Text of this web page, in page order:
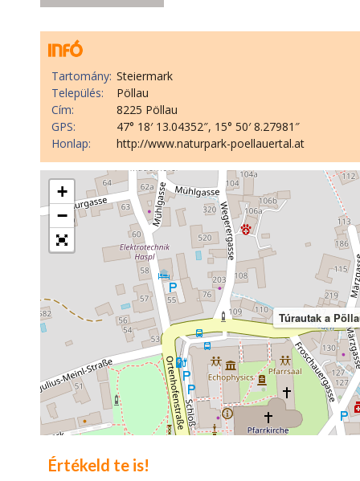
Tartomány: Steiermark
Település:
Pöllau
Cím:
8225 Pöllau
GPS:
47° 18′ 13.04352″, 15° 50′ 8.27981″
Honlap:
http://www.naturpark-poellauertal.at
Túrautak a
+
−
Értékeld te is!